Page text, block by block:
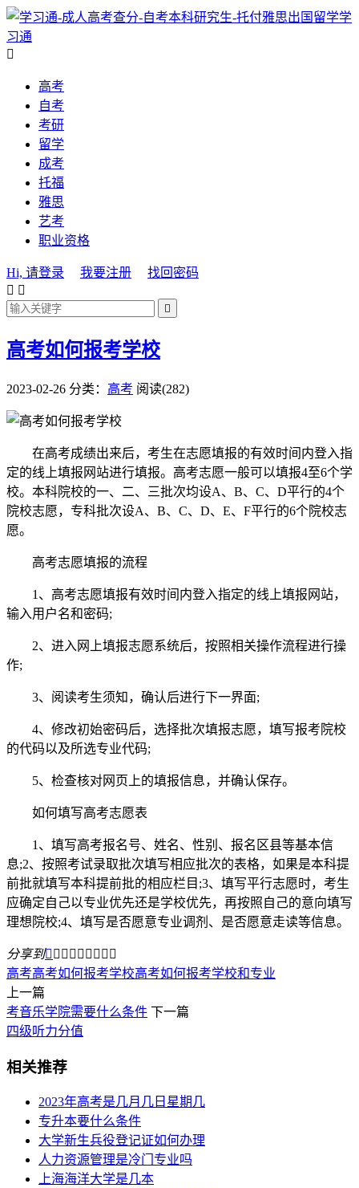
学
习通

高考
自考
考研
留学
成考
托福
雅思
艺考
职业资格
Hi, 请登录 我要注册
找回密码
 

高考如何报考学校
2023-02-26 分类： 高考 阅读(282)
在高考成绩出来后，考生在志愿填报的有效时间内登入指
定的线上填报网站进行填报。高考志愿一般可以填报4至6个学
校。本科院校的一、二、三批次均设A、B、C、D平行的4个
院校志愿，专科批次设A、B、C、D、E、F平行的6个院校志
愿。
高考志愿填报的流程
1、高考志愿填报有效时间内登入指定的线上填报网站，
输入用户名和密码;
2、进入网上填报志愿系统后，按照相关操作流程进行操
作;
3、阅读考生须知，确认后进行下一界面;
4、修改初始密码后，选择批次填报志愿，填写报考院校
的代码以及所选专业代码;
5、检查核对网页上的填报信息，并确认保存。
如何填写高考志愿表
1、填写高考报名号、姓名、性别、报名区县等基本信
息;2、按照考试录取批次填写相应批次的表格，如果是本科提
前批就填写本科提前批的相应栏目;3、填写平行志愿时，考生
应确定自己以专业优先还是学校优先，再按照自己的意向填写
理想院校;4、填写是否愿意专业调剂、是否愿意走读等信息。
分享到        
高考高考如何报考学校高考如何报考学校和专业
上一篇
考音乐学院需要什么条件 下一篇
四级听力分值
相关推荐
2023年高考是几月几日星期几
专升本要什么条件
大学新生兵役登记证如何办理
人力资源管理是冷门专业吗
上海海洋大学是几本